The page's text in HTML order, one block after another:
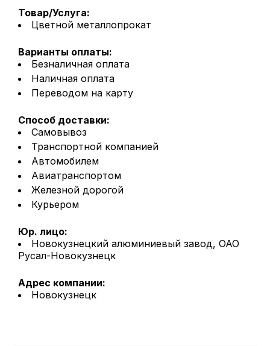
Товар/Услуга:
Цветной металлопрокат
Варианты оплаты:
Безналичная оплата
Наличная оплата
Переводом на карту
Способ доставки:
Самовывоз
Транспортной компанией
Автомобилем
Авиатранспортом
Железной дорогой
Курьером
Юр. лицо:
Новокузнецкий алюминиевый завод, ОАО
Русал-Новокузнецк
Адрес компании:
Новокузнецк